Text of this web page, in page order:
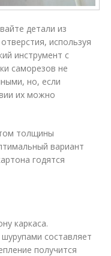
детали из
используя
инструмент с
саморезов не
но, если
их можно
толщины
вариант
годятся
каркаса.
составляет
получится